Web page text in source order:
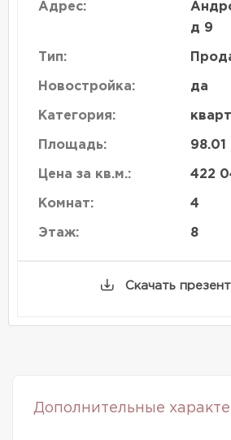
Адрес:
д 9
Тип:
Новостройка: да
Категория:
Площадь: 98.01
Цена за кв.м.: 422
Комнат: 4
Этаж: 8
Скачать
Дополнительные